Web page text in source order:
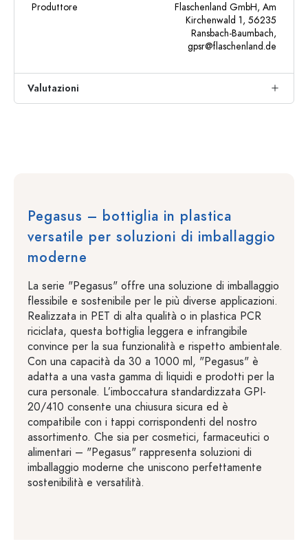
Produttore
Flaschenland GmbH, Am
Kirchenwald 1, 56235
Ransbach-Baumbach,
gpsr@flaschenland.de
Valutazioni
Pegasus – bottiglia in plastica
versatile per soluzioni di imballaggio
moderne
La serie "Pegasus" offre una soluzione di imballaggio
flessibile e sostenibile per le più diverse applicazioni.
Realizzata in PET di alta qualità o in plastica PCR
riciclata, questa bottiglia leggera e infrangibile
convince per la sua funzionalità e rispetto ambientale.
Con una capacità da 30 a 1000 ml, "Pegasus" è
adatta a una vasta gamma di liquidi e prodotti per la
cura personale. L’imboccatura standardizzata GPI-
20/410 consente una chiusura sicura ed è
compatibile con i tappi corrispondenti del nostro
assortimento. Che sia per cosmetici, farmaceutici o
alimentari – "Pegasus" rappresenta soluzioni di
imballaggio moderne che uniscono perfettamente
sostenibilità e versatilità.